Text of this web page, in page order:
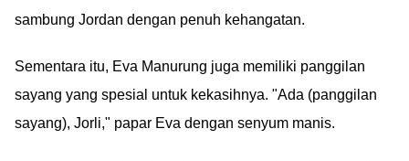
sambung Jordan dengan penuh kehangatan.
Sementara itu, Eva Manurung juga memiliki panggilan
sayang yang spesial untuk kekasihnya. "Ada (panggilan
sayang), Jorli," papar Eva dengan senyum manis.